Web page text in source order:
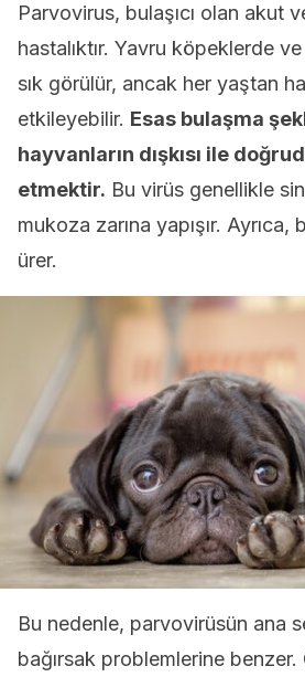
Parvovirus, bulaşıcı olan akut
hastalıktır. Yavru köpeklerde
sık görülür, ancak her yaştan
etkileyebilir. Esas bulaşma
hayvanların dışkısı ile
etmektir. Bu virüs genellikle
mukoza zarına yapışır.
ürer.
Bu nedenle, parvovirüsün ana
bağırsak problemlerine benzer.